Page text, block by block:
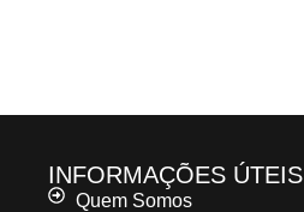
INFORMAÇÕES ÚTEIS
Quem Somos